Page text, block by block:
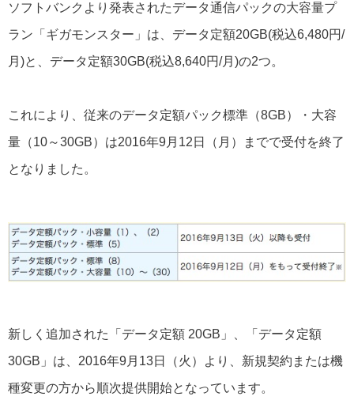
ソフトバンクより発表されたデータ通信パックの大容量プ
ラン「ギガモンスター」は、データ定額20GB(税込6,480円/
月)と、データ定額30GB(税込8,640円/月)の2つ。
これにより、従来のデータ定額パック標準（8GB）・大容
量（10～30GB）は2016年9月12日（月）までで受付を終了
となりました。
新しく追加された「データ定額 20GB」、「データ定額
30GB」は、2016年9月13日（火）より、新規契約または機
種変更の方から順次提供開始となっています。